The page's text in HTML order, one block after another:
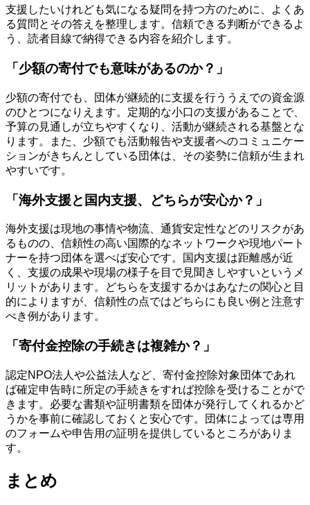
支援したいけれども気になる疑問を持つ方のために、よくあ
る質問とその答えを整理します。信頼できる判断ができるよ
う、読者目線で納得できる内容を紹介します。
「少額の寄付でも意味があるのか？」
少額の寄付でも、団体が継続的に支援を行ううえでの資金源
のひとつになりえます。定期的な小口の支援があることで、
予算の見通しが立ちやすくなり、活動が継続される基盤とな
ります。また、少額でも活動報告や支援者へのコミュニケー
ションがきちんとしている団体は、その姿勢に信頼が生まれ
やすいです。
「海外支援と国内支援、どちらが安心か？」
海外支援は現地の事情や物流、通貨安定性などのリスクがあ
るものの、信頼性の高い国際的なネットワークや現地パート
ナーを持つ団体を選べば安心です。国内支援は距離感が近
く、支援の成果や現場の様子を目で見聞きしやすいというメ
リットがあります。どちらを支援するかはあなたの関心と目
的によりますが、信頼性の点ではどちらにも良い例と注意す
べき例があります。
「寄付金控除の手続きは複雑か？」
認定NPO法人や公益法人など、寄付金控除対象団体であれ
ば確定申告時に所定の手続きをすれば控除を受けることがで
きます。必要な書類や証明書類を団体が発行してくれるかど
うかを事前に確認しておくと安心です。団体によっては専用
のフォームや申告用の証明を提供しているところがありま
す。
まとめ